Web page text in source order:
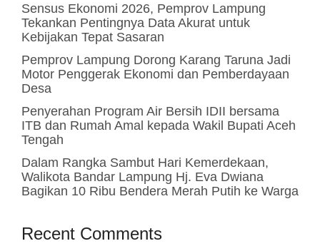
Sensus Ekonomi 2026, Pemprov Lampung
Tekankan Pentingnya Data Akurat untuk
Kebijakan Tepat Sasaran
Pemprov Lampung Dorong Karang Taruna Jadi
Motor Penggerak Ekonomi dan Pemberdayaan
Desa
Penyerahan Program Air Bersih IDII bersama
ITB dan Rumah Amal kepada Wakil Bupati Aceh
Tengah
Dalam Rangka Sambut Hari Kemerdekaan,
Walikota Bandar Lampung Hj. Eva Dwiana
Bagikan 10 Ribu Bendera Merah Putih ke Warga
Recent Comments